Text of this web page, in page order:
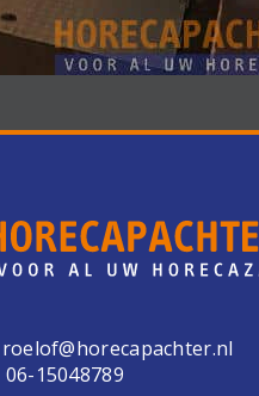
roelof@horecapachter.nl
06-15048789